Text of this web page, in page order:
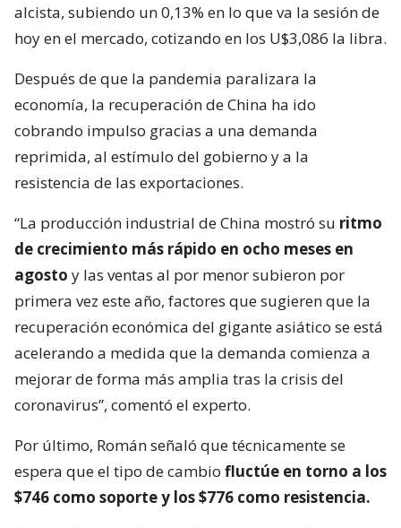
alcista, subiendo un 0,13% en lo que va la sesión de
hoy en el mercado, cotizando en los U$3,086 la libra.
Después de que la pandemia paralizara la
economía, la recuperación de China ha ido
cobrando impulso gracias a una demanda
reprimida, al estímulo del gobierno y a la
resistencia de las exportaciones.
“La producción industrial de China mostró su ritmo
de crecimiento más rápido en ocho meses en
agosto y las ventas al por menor subieron por
primera vez este año, factores que sugieren que la
recuperación económica del gigante asiático se está
acelerando a medida que la demanda comienza a
mejorar de forma más amplia tras la crisis del
coronavirus”, comentó el experto.
Por último, Román señaló que técnicamente se
espera que el tipo de cambio fluctúe en torno a los
$746 como soporte y los $776 como resistencia.